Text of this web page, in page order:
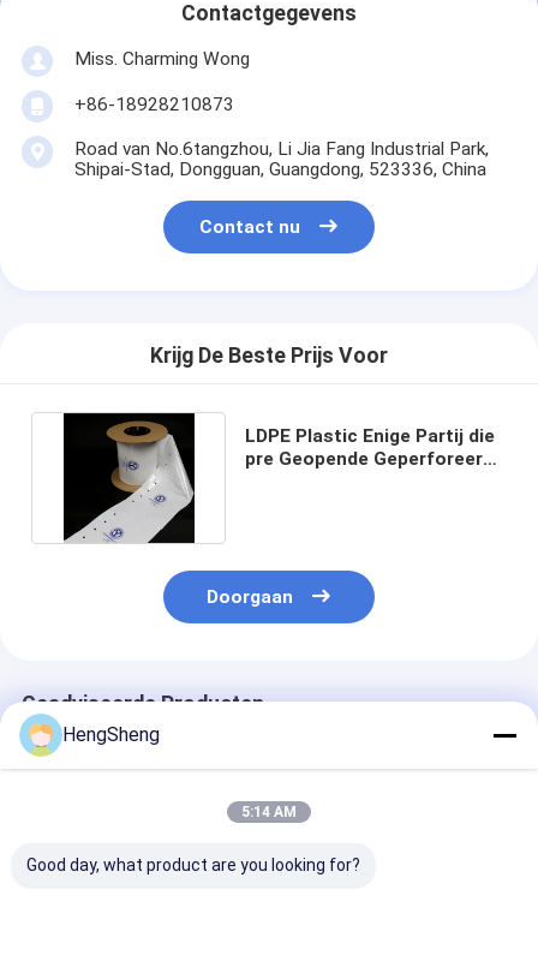
Contactgegevens
Miss. Charming Wong
+86-18928210873
Road van No.6tangzhou, Li Jia Fang Industrial Park,
Shipai-Stad, Dongguan, Guangdong, 523336, China
Contact nu
Krijg De Beste Prijs Voor
LDPE Plastic Enige Partij die
pre Geopende Geperforeerde
Doorgaan
Geadviseerde Producten
HengSheng
5:14 AM
Good day, what product are you looking for?